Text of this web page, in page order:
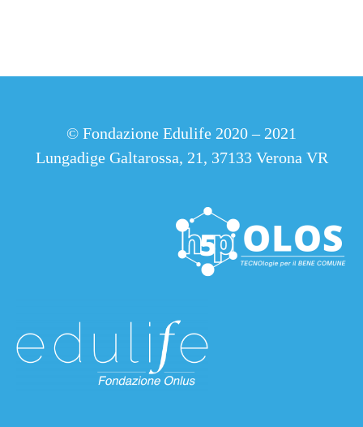
© Fondazione Edulife 2020 – 2021
Lungadige Galtarossa, 21, 37133 Verona VR